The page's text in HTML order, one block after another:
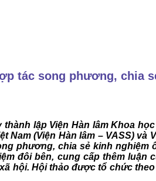
tác song phương, chia
lập Viện Hàn lâm Khoa
Nam (Viện Hàn lâm – VASS)
phương, chia sẻ kinh
đôi bên, cung cấp thêm
hội. Hội thảo được tổ chức